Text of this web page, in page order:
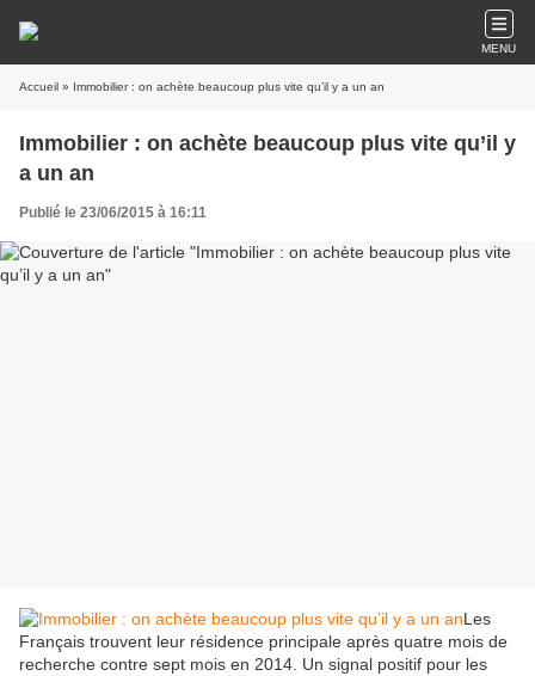
MENU
Accueil » Immobilier : on achète beaucoup plus vite qu’il y a un an
Immobilier : on achète beaucoup plus vite qu’il y
a un an
Publié le 23/06/2015 à 16:11
Les
Français trouvent leur résidence principale après quatre mois de
recherche contre sept mois en 2014. Un signal positif pour les